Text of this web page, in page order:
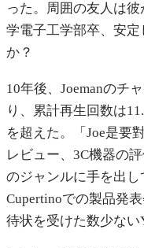
った。周囲の友人は
学電子工学部卒、安
か？
10年後、Joemanのチ
り、累計再生回数は
を超えた。「Joe是要
レビュー、3C機器の
のジャンルに手を出
Cupertinoでの製品発
待状を受けた数少ない